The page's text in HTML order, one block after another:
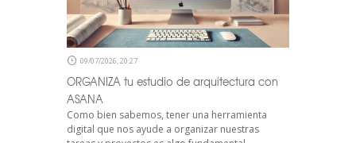
09/07/2026, 20:27
ORGANIZA tu estudio de arquitectura con
ASANA
Como bien sabemos, tener una herramienta
digital que nos ayude a organizar nuestras